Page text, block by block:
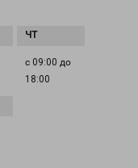
с 09:00 до
18:00